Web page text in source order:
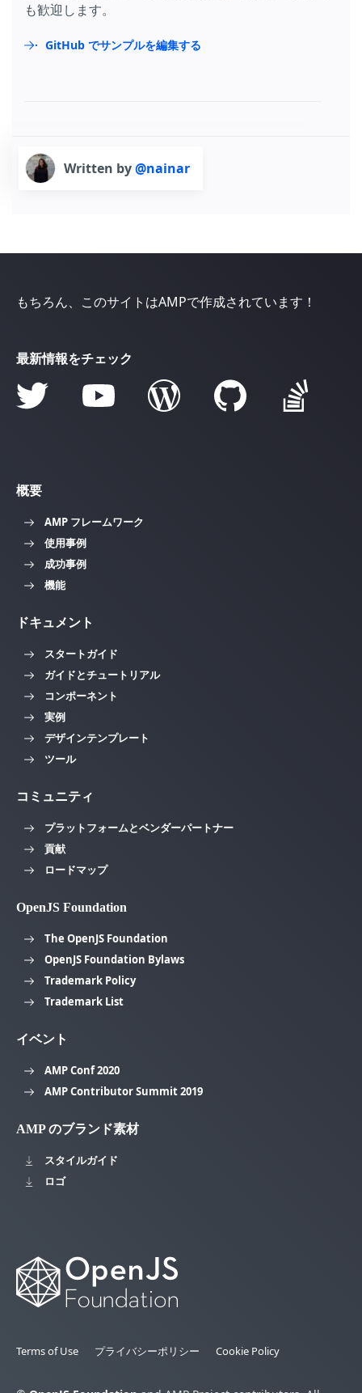
も歓迎します。
GitHub でサンプルを編集する
Written by@nainar
もちろん、このサイトはAMPで作成されています！
最新情報をチェック
概要
AMP フレームワーク
使用事例
成功事例
機能
ドキュメント
スタートガイド
ガイドとチュートリアル
コンポーネント
実例
デザインテンプレート
ツール
コミュニティ
プラットフォームとベンダーパートナー
貢献
ロードマップ
OpenJS Foundation
The OpenJS Foundation
OpenJS Foundation Bylaws
Trademark Policy
Trademark List
イベント
AMP Conf 2020
AMP Contributor Summit 2019
AMP のブランド素材
スタイルガイド
ロゴ
Terms of Use プライバシーポリシー Cookie Policy